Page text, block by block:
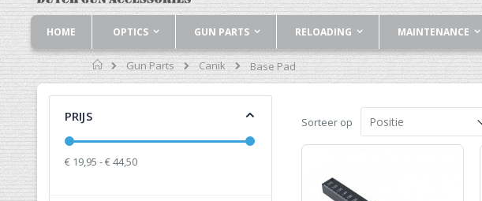
HOME OPTICS GUN PARTS RELOADING MAINTENANCE
Home
Gun Parts Canik Base Pad
Sorteer op
PRIJS
€ 19,95 - € 44,50